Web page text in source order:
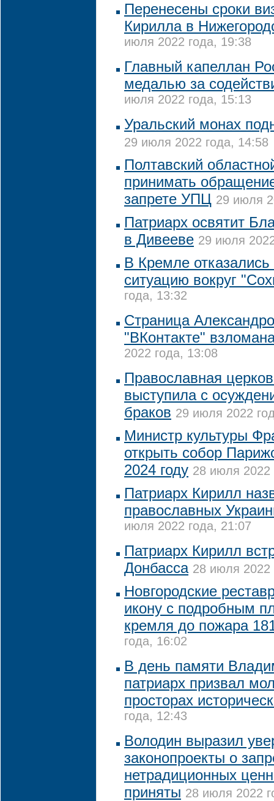
Перенесены сроки
Кирилла в
июля 2022 года, 19:38
Главный капеллан
медалью за
июля 2022 года, 15:13
Уральский монах
29 июля 2022 года, 14:58
Полтавский
принимать
запрете УПЦ 29 июля
Патриарх освятит
в Дивееве 29 июля
В Кремле
ситуацию вокруг
года, 13:32
Страница
"ВКонтакте"
2022 года, 13:08
Православная
выступила с
браков 29 июля 2022
Министр культуры
открыть собор
2024 году 28 июля 2022
Патриарх Кирилл
православных
июля 2022 года, 21:07
Патриарх Кирилл
Донбасса 28 июля 2022
Новгородские
икону с подробным
кремля до пожара
года, 16:02
В день памяти
патриарх призвал
просторах
года, 12:43
Володин выразил
законопроекты о
нетрадиционных
приняты 28 июля 2022